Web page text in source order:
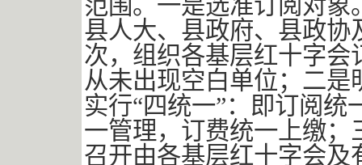
范围。一是选准订阅对
县人大、县政府、县政
次，组织各基层红十字会
从未出现空白单位；二
实行“四统一”：即订阅
一管理，订费统一上缴
召开由各基层红十字会